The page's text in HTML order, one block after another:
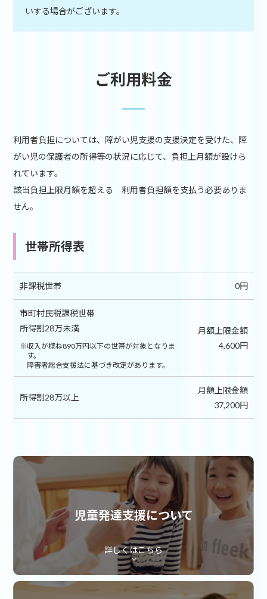
いする場合がございます。
ご利用料金
利用者負担については、障がい児支援の支援決定を受けた、障
がい児の保護者の所得等の状況に応じて、負担上月額が設けら
れています。
該当負担上限月額を超える 利用者負担額を支払う必要ありま
せん。
世帯所得表
非課税世帯 0円
市町村民税課税世帯
所得割28万未満
収入が概ね890万円以下の世帯が対象となりま
す。
障害者総合支援法に基づき改定があります。
月額上限金額
4,600円
所得割28万以上
月額上限金額
37,200円
児童発達支援について
詳しくはこちら